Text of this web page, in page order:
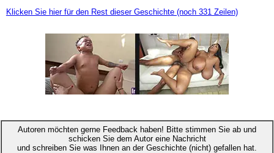
Klicken Sie hier für den Rest dieser Geschichte (noch 331 Zeilen)
Autoren möchten gerne Feedback haben! Bitte stimmen Sie ab und
schicken Sie dem Autor eine Nachricht
und schreiben Sie was Ihnen an der Geschichte (nicht) gefallen hat.